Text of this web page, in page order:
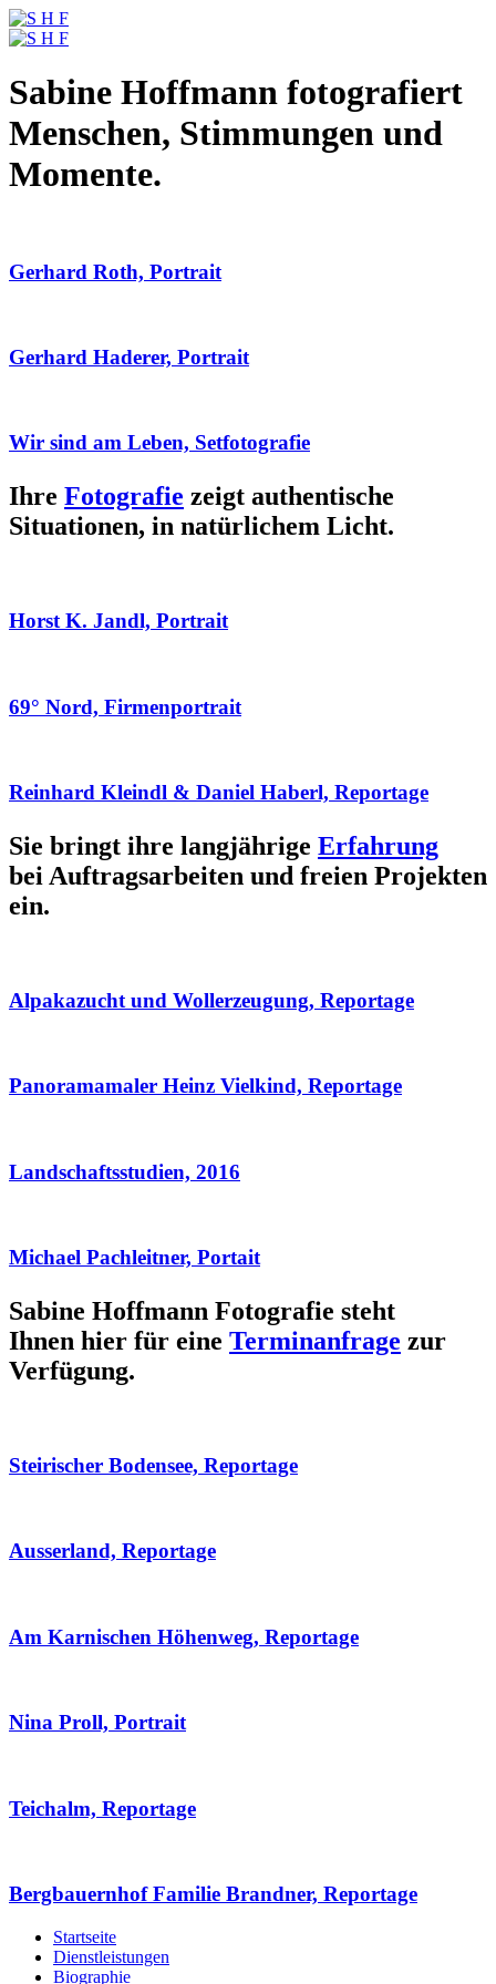
Sabine Hoffmann fotografiert
Menschen, Stimmungen und
Momente.
Gerhard Roth, Portrait
Gerhard Haderer, Portrait
Wir sind am Leben, Setfotografie
Ihre Fotografie zeigt authentische
Situationen, in natürlichem Licht.
Horst K. Jandl, Portrait
69° Nord, Firmenportrait
Reinhard Kleindl & Daniel Haberl, Reportage
Sie bringt ihre langjährige Erfahrung
bei Auftragsarbeiten und freien Projekten
ein.
Alpakazucht und Wollerzeugung, Reportage
Panoramamaler Heinz Vielkind, Reportage
Landschaftsstudien, 2016
Michael Pachleitner, Portait
Sabine Hoffmann Fotografie steht
Ihnen hier für eine Terminanfrage zur
Verfügung.
Steirischer Bodensee, Reportage
Ausserland, Reportage
Am Karnischen Höhenweg, Reportage
Nina Proll, Portrait
Teichalm, Reportage
Bergbauernhof Familie Brandner, Reportage
Startseite
Dienstleistungen
Biographie